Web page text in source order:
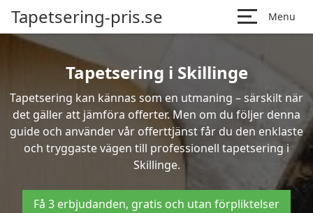
Tapetsering-pris.se Menu
Tapetsering i Skillinge
Tapetsering kan kännas som en utmaning – särskilt när
det gäller att jämföra offerter. Men om du följer denna
guide och använder vår offerttjänst får du den enklaste
och tryggaste vägen till professionell tapetsering i
Skillinge.
Få 3 erbjudanden, gratis och utan förpliktelser